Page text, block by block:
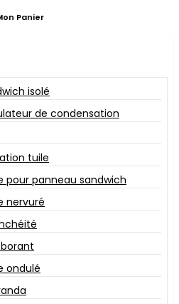
Panier
isolé
de condensation
tuile
pour panneau sandwich
nervuré
ondulé